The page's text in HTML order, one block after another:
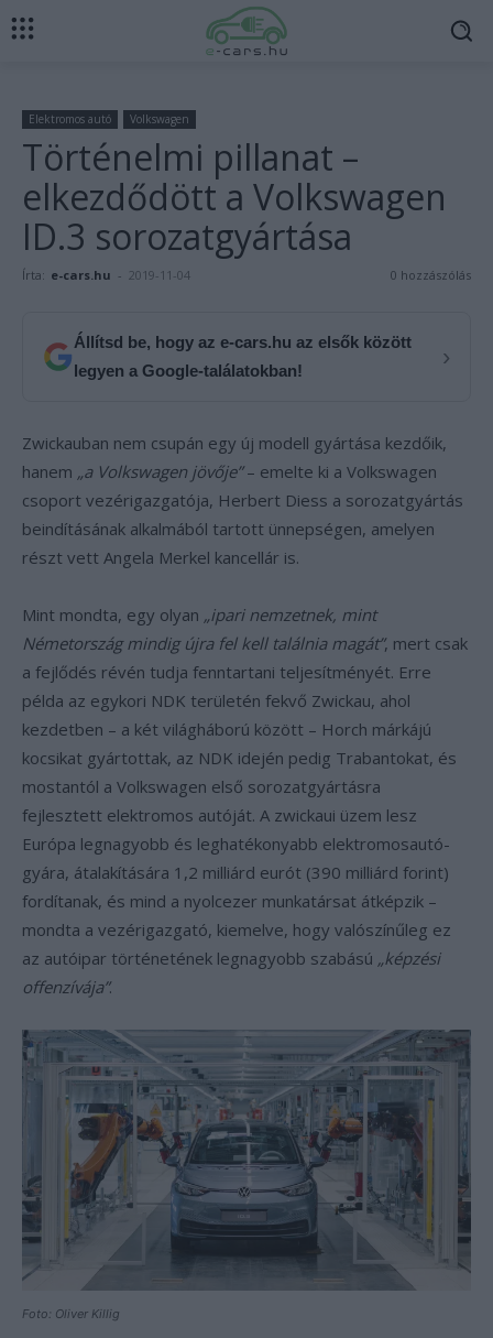
Elektromos autó Volkswagen
Történelmi pillanat –
elkezdődött a Volkswagen
ID.3 sorozatgyártása
Írta: e-cars.hu - 2019-11-04 0 hozzászólás
Állítsd be, hogy az e-cars.hu az elsők között
legyen a Google-találatokban!
›
Zwickauban nem csupán egy új modell gyártása kezdőik,
hanem „a Volkswagen jövője”– emelte ki a Volkswagen
csoport vezérigazgatója, Herbert Diess a sorozatgyártás
beindításának alkalmából tartott ünnepségen, amelyen
részt vett Angela Merkel kancellár is.
Mint mondta, egy olyan „ipari nemzetnek, mint
Németország mindig újra fel kell találnia magát”, mert csak
a fejlődés révén tudja fenntartani teljesítményét. Erre
példa az egykori NDK területén fekvő Zwickau, ahol
kezdetben – a két világháború között – Horch márkájú
kocsikat gyártottak, az NDK idején pedig Trabantokat, és
mostantól a Volkswagen első sorozatgyártásra
fejlesztett elektromos autóját. A zwickaui üzem lesz
Európa legnagyobb és leghatékonyabb elektromosautó-
gyára, átalakítására 1,2 milliárd eurót (390 milliárd forint)
fordítanak, és mind a nyolcezer munkatársat átképzik –
mondta a vezérigazgató, kiemelve, hogy valószínűleg ez
az autóipar történetének legnagyobb szabású „képzési
offenzívája”.
Foto: Oliver Killig